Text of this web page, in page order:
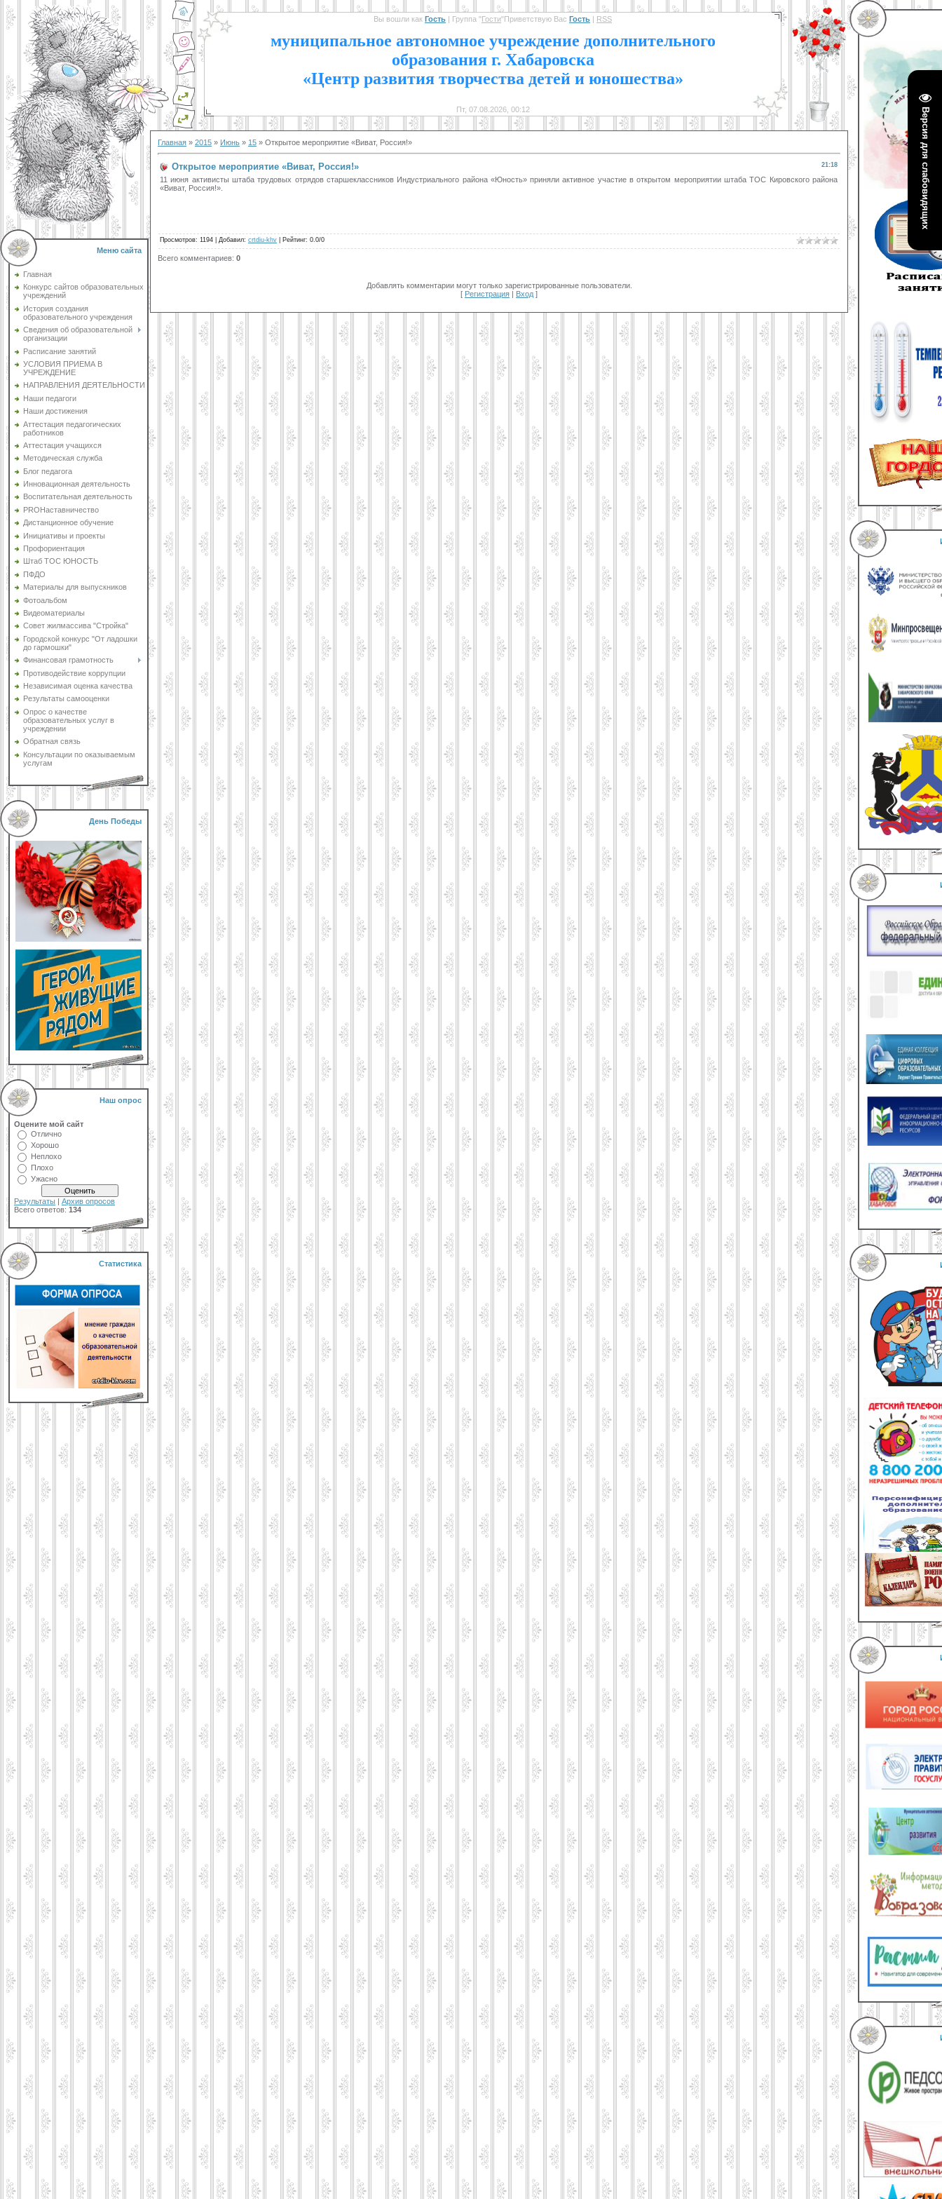
Версия для слабовидящих
Меню сайта
Главная
Конкурс сайтов образовательных
учреждений
История создания
образовательного учреждения
Сведения об образовательной
организации
Расписание занятий
УСЛОВИЯ ПРИЕМА В
УЧРЕЖДЕНИЕ
НАПРАВЛЕНИЯ ДЕЯТЕЛЬНОСТИ
Наши педагоги
Наши достижения
Аттестация педагогических
работников
Аттестация учащихся
Методическая служба
Блог педагога
Инновационная деятельность
Воспитательная деятельность
PROНаставничество
Дистанционное обучение
Инициативы и проекты
Профориентация
Штаб ТОС ЮНОСТЬ
ПФДО
Материалы для выпускников
Фотоальбом
Видеоматериалы
Совет жилмассива "Стройка"
Городской конкурс "От ладошки
до гармошки"
Финансовая грамотность
Противодействие коррупции
Независимая оценка качества
Результаты самооценки
Опрос о качестве
образовательных услуг в
учреждении
Обратная связь
Консультации по оказываемым
услугам
День Победы
Наш опрос
Оцените мой сайт
Отлично
Хорошо
Неплохо
Плохо
Ужасно
Результаты | Архив опросов
Всего ответов: 134
Статистика
Вы вошли как Гость | Группа "Гости"Приветствую Вас Гость | RSS
муниципальное автономное учреждение дополнительного
образования г. Хабаровска
«Центр развития творчества детей и юношества»
Пт, 07.08.2026, 00:12
Главная » 2015 » Июнь » 15 » Открытое мероприятие «Виват, Россия!»
21:18
Открытое мероприятие «Виват, Россия!»
11 июня активисты штаба трудовых отрядов старшеклассников Индустриального района «Юность» приняли активное участие в открытом мероприятии штаба ТОС Кировского района
«Виват, Россия!».
Просмотров: 1194 Добавил: crtdiu-khv Рейтинг: 0.0/0
Всего комментариев: 0
Добавлять комментарии могут только зарегистрированные пользователи.
[ Регистрация | Вход ]